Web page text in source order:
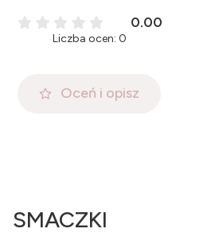
0.00
Liczba ocen: 0
Oceń i opisz
SMACZKI